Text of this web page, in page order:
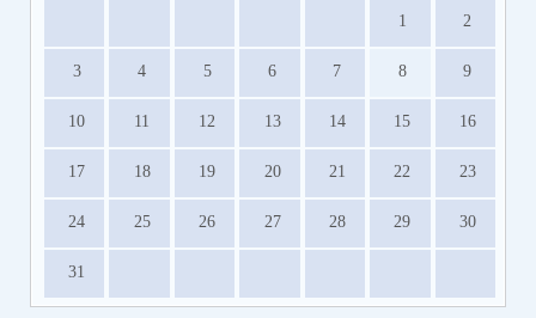
1 2
3 4 5 6 7 8 9
10 11 12 13 14 15 16
17 18 19 20 21 22 23
24 25 26 27 28 29 30
31